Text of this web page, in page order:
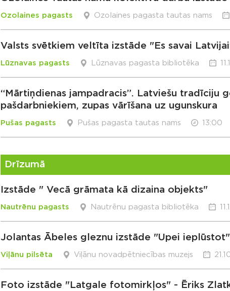
Ozolaines pagasts Ozolaines pagasta tautas nams
Valsts svētkiem veltīta izstāde "Es savai
Lūznavas pagasts Lūznavas pagasta bibliotēka
“Mārtiņdienas jampadracis”. Latviešu tradīciju
pašdarbniekiem, zupas vārīšana uz ugunskura
Pušas pagasts Pušas pagasta tautas nams 13:00
Drīzumā
Izstāde " Vecā grāmata kā dizaina objekts"
Nautrēnu pagasts Nautrēnu pagasta bibliotēka
Jolantas Ābeles gleznu izstāde "Upei ieplūstot"
Viļānu pilsēta Viļānu novadpētniecības muzejs
Foto izstāde "Latgale fotomirkļos" - Ēriks